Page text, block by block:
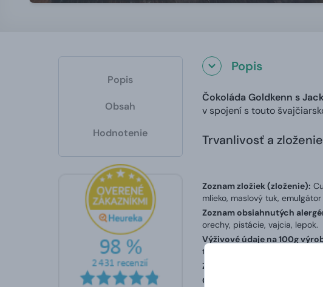
Popis
Obsah
Hodnotenie
Popis
Čokoláda Goldkenn s
v spojení s touto
Trvanlivosť a zloženie
Zoznam zložiek (zloženie):
mlieko, maslový tuk,
Zoznam obsiahnutých
orechy, pistácie, vajcia, lepok.
Výživové údaje na 100g
toho cukry 54 g, bielkoviny 7 g,
Země původu:
Obsah alkoholu v %: